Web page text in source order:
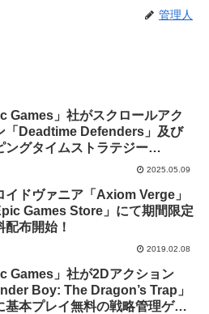
管理人
Games」社がスクロールアク
「Deadtime Defenders」及び
ングタイムストラテジー
Type Tale」を来週2025年5月
2025.05.09
イドヴァニア「Axiom Verge」
Games Store」にて期間限定
配布開始！
2019.02.08
Games」社が2Dアクション
Boy: The Dragon’s Trap」
基本プレイ無料の戦略管理ゲー